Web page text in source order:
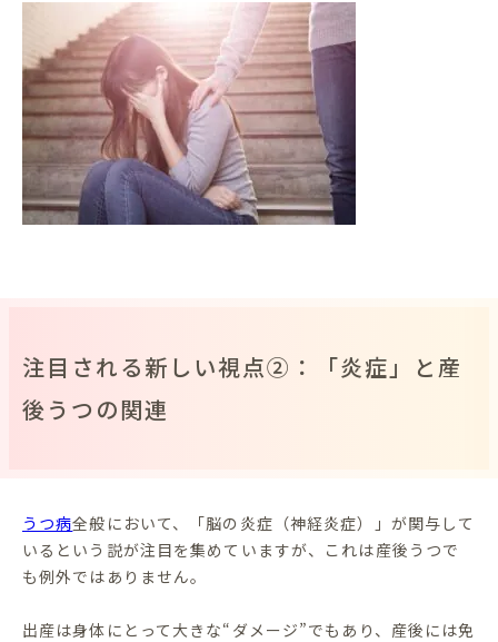
注目される新しい視点②：「炎症」と産
後うつの関連
うつ病全般において、「脳の炎症（神経炎症）」が関与して
いるという説が注目を集めていますが、これは産後うつで
も例外ではありません。
出産は身体にとって大きな“ダメージ”でもあり、産後には免